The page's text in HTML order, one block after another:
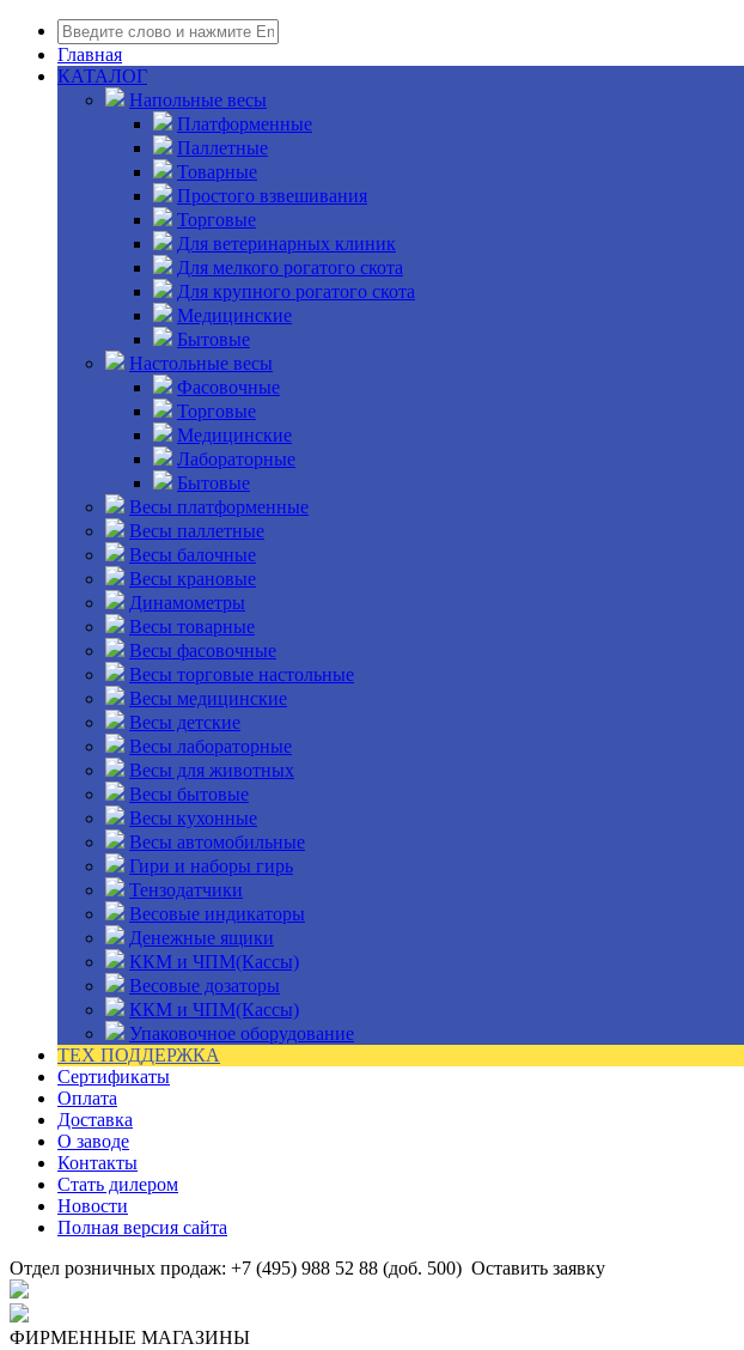
Главная
КАТАЛОГ
Напольные весы
Платформенные
Паллетные
Товарные
Простого взвешивания
Торговые
Для ветеринарных клиник
Для мелкого рогатого скота
Для крупного рогатого скота
Медицинские
Бытовые
Настольные весы
Фасовочные
Торговые
Медицинские
Лабораторные
Бытовые
Весы платформенные
Весы паллетные
Весы балочные
Весы крановые
Динамометры
Весы товарные
Весы фасовочные
Весы торговые настольные
Весы медицинские
Весы детские
Весы лабораторные
Весы для животных
Весы бытовые
Весы кухонные
Весы автомобильные
Гири и наборы гирь
Тензодатчики
Весовые индикаторы
Денежные ящики
ККМ и ЧПМ(Кассы)
Весовые дозаторы
ККМ и ЧПМ(Кассы)
Упаковочное оборудование
ТЕХ ПОДДЕРЖКА
Сертификаты
Оплата
Доставка
О заводе
Контакты
Стать дилером
Новости
Полная версия сайта
Отдел розничных продаж: +7 (495) 988 52 88 (доб. 500) Оставить заявку
ФИРМЕННЫЕ МАГАЗИНЫ